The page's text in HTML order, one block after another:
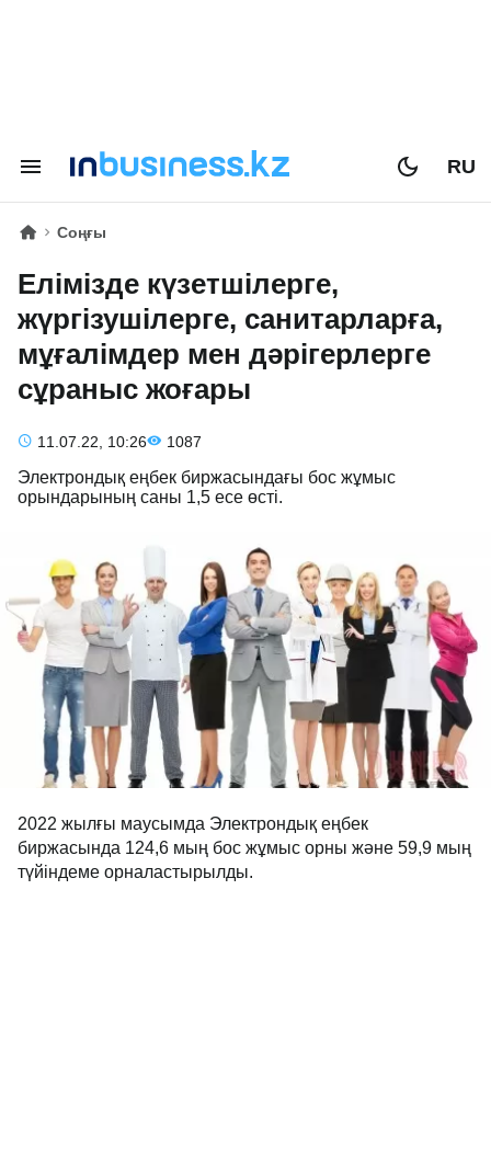
RU
Соңғы
Елімізде күзетшілерге,
жүргізушілерге, санитарларға,
мұғалімдер мен дәрігерлерге
сұраныс жоғары
11.07.22, 10:26 1087
Электрондық еңбек биржасындағы бос жұмыс
орындарының саны 1,5 есе өсті.
2022 жылғы маусымда Электрондық еңбек
биржасында 124,6 мың бос жұмыс орны және 59,9 мың
түйіндеме орналастырылды.